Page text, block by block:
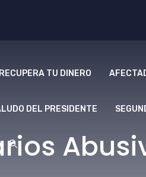
TU DINERO
DEL PRESIDENTE